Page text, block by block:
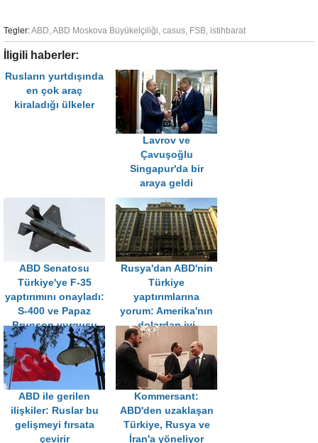
Tegler:ABD,ABD Moskova Büyükelçiliği, casus, FSB, istihbarat
İligili haberler:
Rusların yurtdışında
en çok araç
kiraladığı ülkeler
Lavrov ve
Çavuşoğlu
Singapur'da bir
araya geldi
ABD Senatosu
Türkiye'ye F-35
yaptırımını onayladı:
S-400 ve Papaz
Brunson vurgusu
Rusya'dan ABD'nin
Türkiye
yaptırımlarına
yorum: Amerika'nın
dolardan iyi
müttefiki yoktur
ABD ile gerilen
ilişkiler: Ruslar bu
gelişmeyi fırsata
çevirir
Kommersant:
ABD'den uzaklaşan
Türkiye, Rusya ve
İran'a yöneliyor